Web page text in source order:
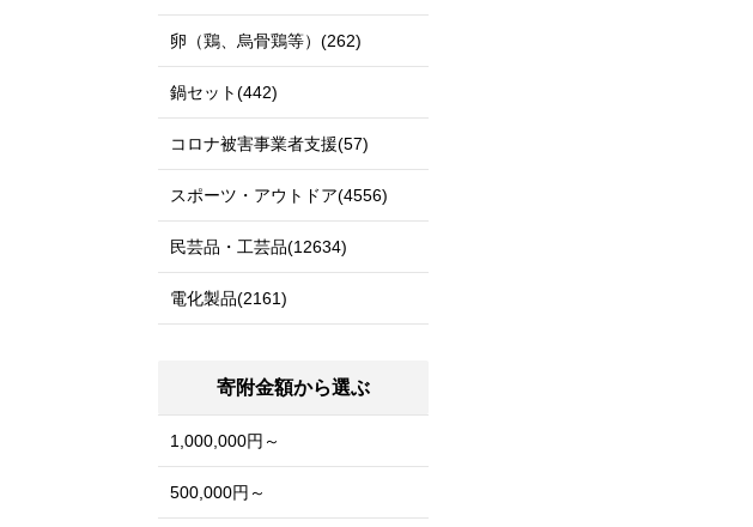
卵（鶏、烏骨鶏等）(262)
鍋セット(442)
コロナ被害事業者支援(57)
スポーツ・アウトドア(4556)
民芸品・工芸品(12634)
電化製品(2161)
寄附金額から選ぶ
1,000,000円～
500,000円～